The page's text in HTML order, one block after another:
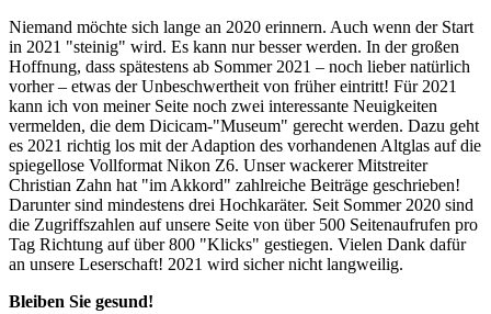
Niemand möchte sich lange an 2020 erinnern. Auch wenn der Start
in 2021 "steinig" wird. Es kann nur besser werden. In der großen
Hoffnung, dass spätestens ab Sommer 2021 – noch lieber natürlich
vorher – etwas der Unbeschwertheit von früher eintritt! Für 2021
kann ich von meiner Seite noch zwei interessante Neuigkeiten
vermelden, die dem Dicicam-"Museum" gerecht werden. Dazu geht
es 2021 richtig los mit der Adaption des vorhandenen Altglas auf die
spiegellose Vollformat Nikon Z6. Unser wackerer Mitstreiter
Christian Zahn hat "im Akkord" zahlreiche Beiträge geschrieben!
Darunter sind mindestens drei Hochkaräter. Seit Sommer 2020 sind
die Zugriffszahlen auf unsere Seite von über 500 Seitenaufrufen pro
Tag Richtung auf über 800 "Klicks" gestiegen. Vielen Dank dafür
an unsere Leserschaft! 2021 wird sicher nicht langweilig.
Bleiben Sie gesund!